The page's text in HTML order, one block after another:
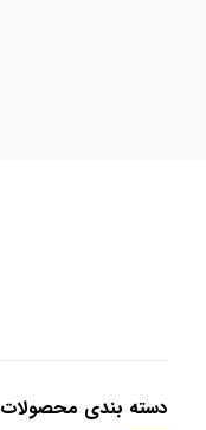
دسته بندی محصولات